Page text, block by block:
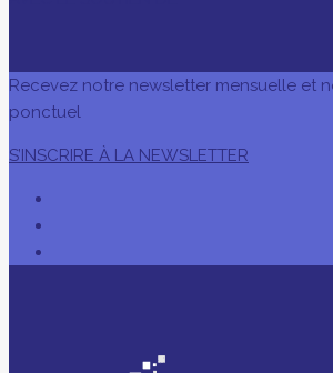
Recevez notre newsletter mensuelle et
ponctuel
S’INSCRIRE À LA NEWSLETTER